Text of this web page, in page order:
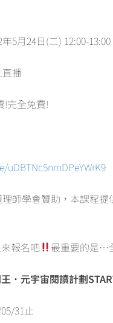
5月24日(二) 12:00-13:00
直播
!完全免費!
uDBTNc5nmDPeYWrK9
師學會贊助，本課程提
報名吧 最重要的是…
．元宇宙閱讀計劃
31止